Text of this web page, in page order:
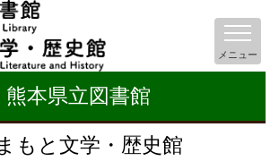
熊本県立図書館
もと文学・歴史館
メニュー